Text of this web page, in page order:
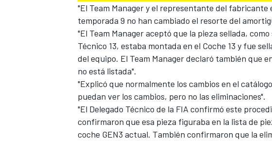
"El Team Manager y el representante del fabricante
temporada 9 no han cambiado el resorte del
"El Team Manager aceptó que la pieza sellada,
Técnico 13, estaba montada en el Coche 13 y fue
del equipo. El Team Manager declaró también que
no está listada".
"Explicó que normalmente los cambios en el
puedan ver los cambios, pero no las eliminaciones".
"El Delegado Técnico de la FIA confirmó este
confirmaron que esa pieza figuraba en la lista de
coche GEN3 actual. También confirmaron que la